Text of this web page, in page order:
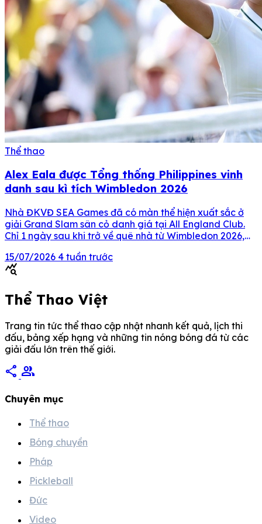
Thể thao
Alex Eala được Tổng thống Philippines vinh
danh sau kì tích Wimbledon 2026
Nhà ĐKVĐ SEA Games đã có màn thể hiện xuất sắc ở
giải Grand Slam sân cỏ danh giá tại All England Club.
Chỉ 1 ngày sau khi trở về quê nhà từ Wimbledon 2026,
Tổng thống Philippines Ferdinand Marcos Jr. trao bằng
[…]
15/07/2026 4 tuần trước
query_stats
Thể Thao Việt
Trang tin tức thể thao cập nhật nhanh kết quả, lịch thi
đấu, bảng xếp hạng và những tin nóng bóng đá từ các
giải đấu lớn trên thế giới.
share group
Chuyên mục
Thể thao
Bóng chuyền
Pháp
Pickleball
Đức
Video